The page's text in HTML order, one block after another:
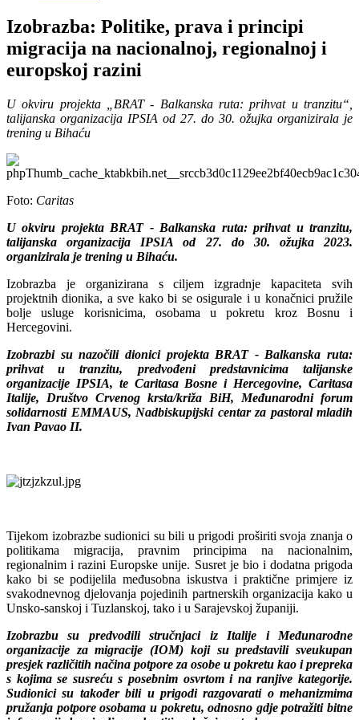
Izobrazba: Politike, prava i principi
migracija na nacionalnoj, regionalnoj i
europskoj razini
U okviru projekta „BRAT - Balkanska ruta: prihvat u tranzitu“,
talijanska organizacija IPSIA od 27. do 30. ožujka organizirala je
trening u Bihaću
Foto: Caritas
U okviru projekta BRAT - Balkanska ruta: prihvat u tranzitu,
talijanska organizacija IPSIA od 27. do 30. ožujka 2023.
organizirala je trening u Bihaću.
Izobrazba je organizirana s ciljem izgradnje kapaciteta svih
projektnih dionika, a sve kako bi se osigurale i u konačnici pružile
bolje usluge korisnicima, osobama u pokretu kroz Bosnu i
Hercegovini.
Izobrazbi su nazočili dionici projekta BRAT - Balkanska ruta:
prihvat u tranzitu, predvođeni predstavnicima talijanske
organizacije IPSIA, te Caritasa Bosne i Hercegovine, Caritasa
Italije, Društvo Crvenog krsta/križa BiH, Međunarodni forum
solidarnosti EMMAUS, Nadbiskupijski centar za pastoral mladih
Ivan Pavao II.
Tijekom izobrazbe sudionici su bili u prigodi proširiti svoja znanja o
politikama migracija, pravnim principima na nacionalnim,
regionalnim i razini Europske unije. Susret je bio i dodatna prigoda
kako bi se podijelila međusobna iskustva i praktične primjere iz
svakodnevnog djelovanja pojedinih partnerskih organizacija kako u
Unsko-sanskoj i Tuzlanskoj, tako i u Sarajevskoj županiji.
Izobrazbu su predvodili stručnjaci iz Italije i Međunarodne
organizacije za migracije (IOM) koji su predstavili sveukupan
presjek različitih načina potpore za osobe u pokretu kao i prepreka
s kojima se susreću s posebnim osvrtom i na ranjive kategorije.
Sudionici su također bili u prigodi razgovarati o mehanizmima
pružanja potpore osobama u pokretu, odnosno gdje potražiti bitne